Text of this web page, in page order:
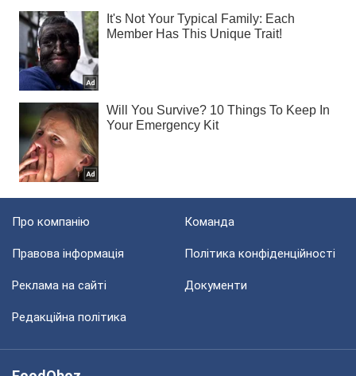
Про компанію Команда
Правова інформація Політика конфіденційності
Реклама на сайті Документи
Редакційна політика